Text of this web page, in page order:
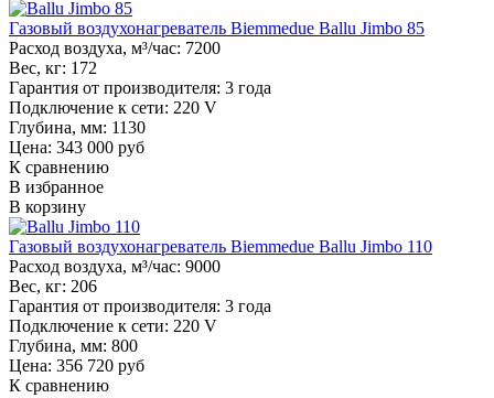
Газовый воздухонагреватель Biemmedue Ballu Jimbo 85
Расход воздуха, м³/час: 7200
Вес, кг: 172
Гарантия от производителя: 3 года
Подключение к сети: 220 V
Глубина, мм: 1130
Цена: 343 000 руб
К сравнению
В избранное
В корзину
Газовый воздухонагреватель Biemmedue Ballu Jimbo 110
Расход воздуха, м³/час: 9000
Вес, кг: 206
Гарантия от производителя: 3 года
Подключение к сети: 220 V
Глубина, мм: 800
Цена: 356 720 руб
К сравнению